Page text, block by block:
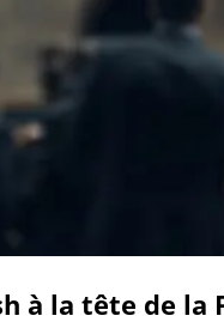
à la tête de la